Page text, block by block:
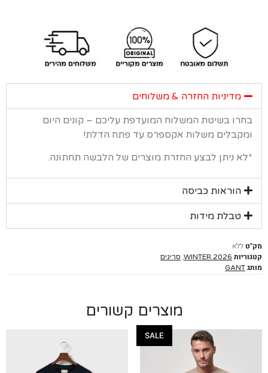
מדיניות החזרה & משלוחים
בשיטת המשלוח המועדפת עליכם – קונים היום
משלוח אקספרס עד פתח הדלת!
ניתן לבצע החזרת מוצרים של הלבשה תחתונה.
הוראות כביסה
טבלת מידות
ללא
WINTER 2026
,סריגים
GANT
מוצרים קשורים